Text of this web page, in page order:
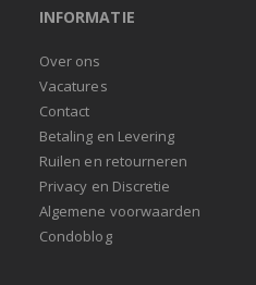
INFORMATIE
Over ons
Vacatures
Contact
Betaling en Levering
Ruilen en retourneren
Privacy en Discretie
Algemene voorwaarden
Condoblog